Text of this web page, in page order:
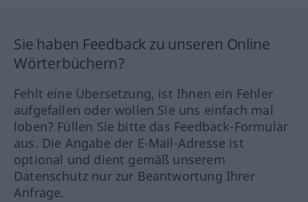
Sie haben Feedback zu unseren Online
Wörterbüchern?
Fehlt eine Übersetzung, ist Ihnen ein Fehler
aufgefallen oder wollen Sie uns einfach mal
loben? Füllen Sie bitte das Feedback-Formular
aus. Die Angabe der E-Mail-Adresse ist
optional und dient gemäß unserem
Datenschutz nur zur Beantwortung Ihrer
Anfrage.